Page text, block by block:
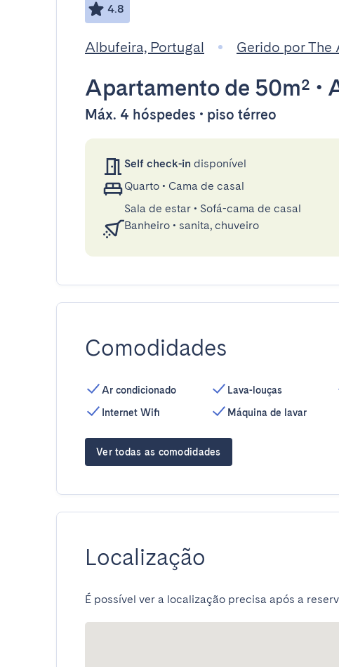
4.8
Albufeira, Portugal Gerido por The
Apartamento de 50m² •
Máx. 4 hóspedes • piso térreo
Self check-in disponível
Quarto • Cama de casal
Sala de estar • Sofá-cama de casal
Banheiro • sanita, chuveiro
Comodidades
Ar condicionado
Internet Wifi
Lava-louças
Máquina de lavar
Ver todas as comodidades
Localização
É possível ver a localização precisa após a